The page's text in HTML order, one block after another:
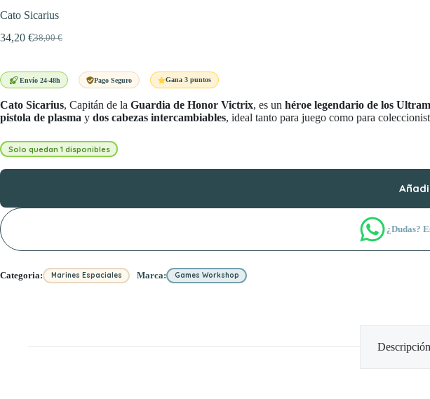
Cato Sicarius
38,00€
El
era:
34,20 €El
es:
Envío 24-48h Pago Seguro Gana 3 puntos
Cato Sicarius, Capitán de la Guardia de Honor Victrix, es un héroe legendario de los
pistola de plasma y dos cabezas intercambiables, ideal tanto para juego como para
Solo quedan 1 disponibles
¿Dudas?
Categoria: Marines Espaciales Marca: Games Workshop
Descripción